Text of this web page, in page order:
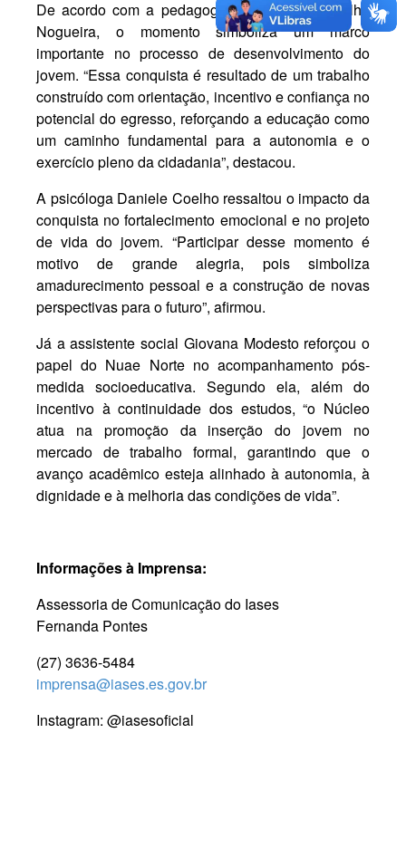
De acordo com a pedagoga Vera Lúcia Carvalho
Nogueira, o momento simboliza um marco
importante no processo de desenvolvimento do
jovem. “Essa conquista é resultado de um trabalho
construído com orientação, incentivo e confiança no
potencial do egresso, reforçando a educação como
um caminho fundamental para a autonomia e o
exercício pleno da cidadania”, destacou.
A psicóloga Daniele Coelho ressaltou o impacto da
conquista no fortalecimento emocional e no projeto
de vida do jovem. “Participar desse momento é
motivo de grande alegria, pois simboliza
amadurecimento pessoal e a construção de novas
perspectivas para o futuro”, afirmou.
Já a assistente social Giovana Modesto reforçou o
papel do Nuae Norte no acompanhamento pós-
medida socioeducativa. Segundo ela, além do
incentivo à continuidade dos estudos, “o Núcleo
atua na promoção da inserção do jovem no
mercado de trabalho formal, garantindo que o
avanço acadêmico esteja alinhado à autonomia, à
dignidade e à melhoria das condições de vida”.
Informações à Imprensa:
Assessoria de Comunicação do Iases
Fernanda Pontes
(27) 3636-5484
imprensa@iases.es.gov.br
Instagram: @iasesoficial